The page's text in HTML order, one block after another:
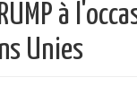
à
Unies